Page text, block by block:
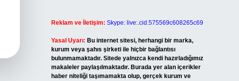
Reklam ve İletişim: Skype: live:.cid.575569c608265c69
Yasal Uyarı: Bu internet sitesi, herhangi bir marka,
kurum veya şahıs şirketi ile hiçbir bağlantısı
bulunmamaktadır. Sitede yalnızca kendi hazırladığımız
makaleler paylaşılmaktadır. Burada yer alan içerikler
haber niteliği taşımamakta olup, gerçek kurum ve